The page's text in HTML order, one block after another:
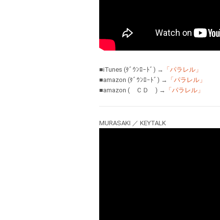
■iTunes (ﾀﾞｳﾝﾛｰﾄﾞ) → 「パラレル」
■amazon (ﾀﾞｳﾝﾛｰﾄﾞ) → 「パラレル」
■amazon ( ＣＤ ) → 「パラレル」
MURASAKI ／ KEYTALK